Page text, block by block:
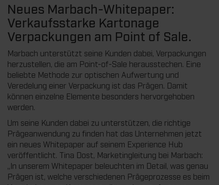
Neues Marbach-Whitepaper:
Verkaufsstarke Kartonage
Verpackungen am Point of Sale.
Marbach unterstützt seine Kunden dabei, Verpackungen
herzustellen, die am Point-of-Sale herausstechen. Eine
beliebte Methode zur optischen Aufwertung und
Veredelung einer Verpackung ist das Prägen. Damit
können einzelne Elemente besonders hervorgehoben
werden.
Um seine Kunden dabei zu unterstützen, die richtige
Prägeanwendung zu finden hat das Unternehmen jetzt
ein neues Whitepaper auf seinem Experience Hub
veröffentlicht. Tina Dost, Marketingleitung bei Marbach:
„In unserem Whitepaper beleuchten im Detail, was genau
Prägen ist, welche verschiedenen Prägeprozesse es beim